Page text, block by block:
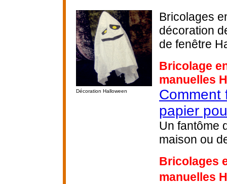
Décoration Halloween
Bricolages
décoration
de fenêtre
Bricolage
manuelles
Comment
papier
Un fantôme
maison ou
Bricolages
manuelles